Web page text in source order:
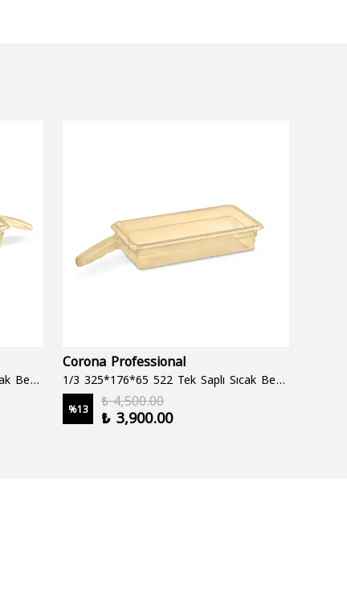
1/3 325*176*65 522 Çift Saplı Sıcak Bekletme Tepsisi
Corona Professional
1/3 325*176*65 522 Tek Saplı Sıcak Bekletme Tepsisi
%13
₺ 4,500.00
₺ 3,900.00